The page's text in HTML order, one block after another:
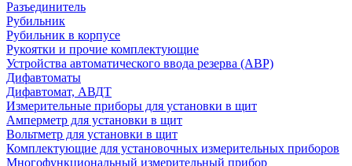
Разъединитель
Рубильник
Рубильник в корпусе
Рукоятки и прочие комплектующие
Устройства автоматического ввода резерва (АВР)
Дифавтоматы
Дифавтомат, АВДТ
Измерительные приборы для установки в щит
Амперметр для установки в щит
Вольтметр для установки в щит
Комплектующие для установочных измерительных приборов
Многофункциональный измерительный прибор